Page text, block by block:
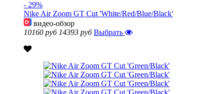
- 29%
Nike Air Zoom GT Cut 'White/Red/Blue/Black'
видео-обзор
10160 руб 14393 руб Выбрать